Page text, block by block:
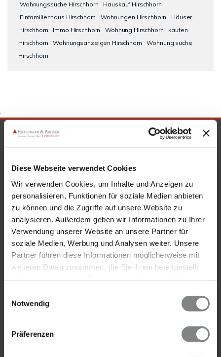
Diese Webseite verwendet Cookies
Wir verwenden Cookies, um Inhalte und Anzeigen zu
personalisieren, Funktionen für soziale Medien anbieten
zu können und die Zugriffe auf unsere Website zu
analysieren. Außerdem geben wir Informationen zu Ihrer
Verwendung unserer Website an unsere Partner für
soziale Medien, Werbung und Analysen weiter. Unsere
Partner führen diese Informationen möglicherweise mit
weiteren Daten zusammen, die Sie ihnen bereitgestellt
Cookies, wenn Sie unsere Webseite weiterhin nutzen.
Notwendig
Präferenzen
Wohnungssuche Hirschhorn
Hauskauf Hirschhorn
Einfamilienhaus Hirschhorn
Wohnungen Hirschhorn
Häuser
Hirschhorn
Immo Hirschhorn Wohnung Hirschhorn
kaufen
Hirschhorn
Wohnungsanzeigen Hirschhorn
Wohnung suche
Hirschhorn
.
SICHERHEIT & KOMPETENZ
KONTAKT
Immobilienmakler HEIDELBERG